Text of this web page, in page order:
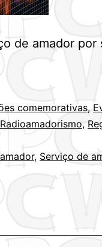
de amador por
comemorativas,
Radioamadorismo,
, Serviço de